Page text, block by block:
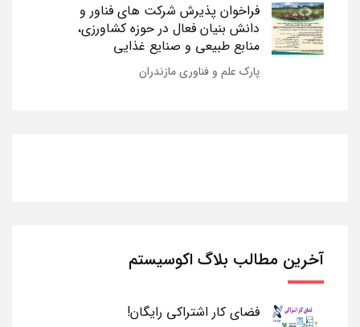
فراخوان پذیرش شرکت های فناور و
دانش بنیان فعال در حوزه کشاورزی،
منابع طبیعی و صنایع غذایی
پارک علم و فناوری مازندران
آخرین مطالب بلاگ اکوسیستم
فضای کار اشتراکی رایگان!